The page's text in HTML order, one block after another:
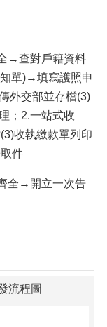
→查對戶籍資料
單)→填寫護照申
外交部並存檔(3)
；2.一站式收
收執繳款單列印
件
全→開立一次告
流程圖